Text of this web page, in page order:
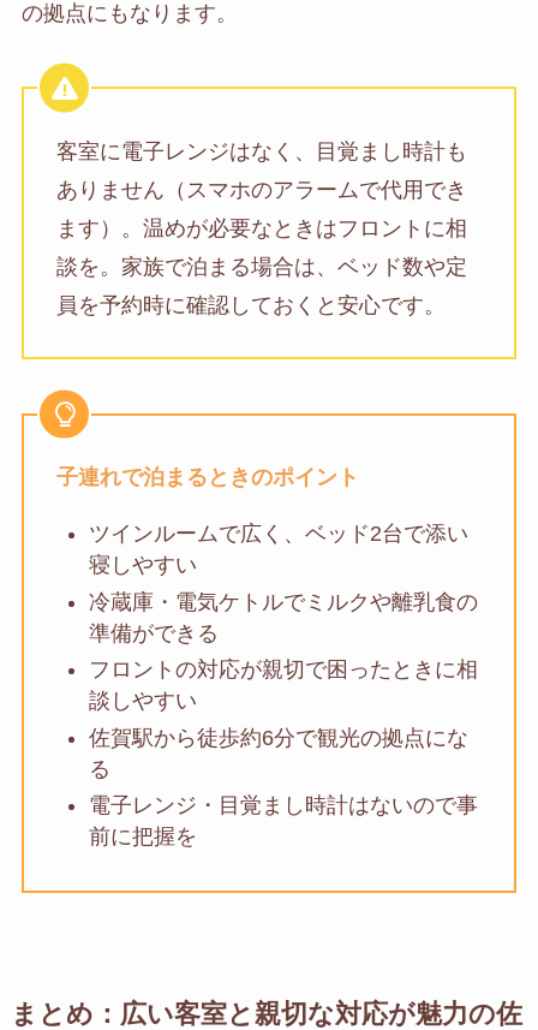
の拠点にもなります。
客室に電子レンジはなく、目覚まし時計も
ありません（スマホのアラームで代用でき
ます）。温めが必要なときはフロントに相
談を。家族で泊まる場合は、ベッド数や定
員を予約時に確認しておくと安心です。
子連れで泊まるときのポイント
ツインルームで広く、ベッド2台で添い
寝しやすい
冷蔵庫・電気ケトルでミルクや離乳食の
準備ができる
フロントの対応が親切で困ったときに相
談しやすい
佐賀駅から徒歩約6分で観光の拠点にな
る
電子レンジ・目覚まし時計はないので事
前に把握を
まとめ：広い客室と親切な対応が魅力の佐